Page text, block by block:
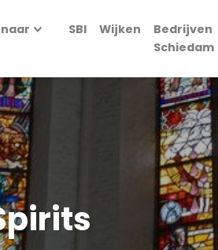
SBI Wijken
Bedrijven
Schiedam